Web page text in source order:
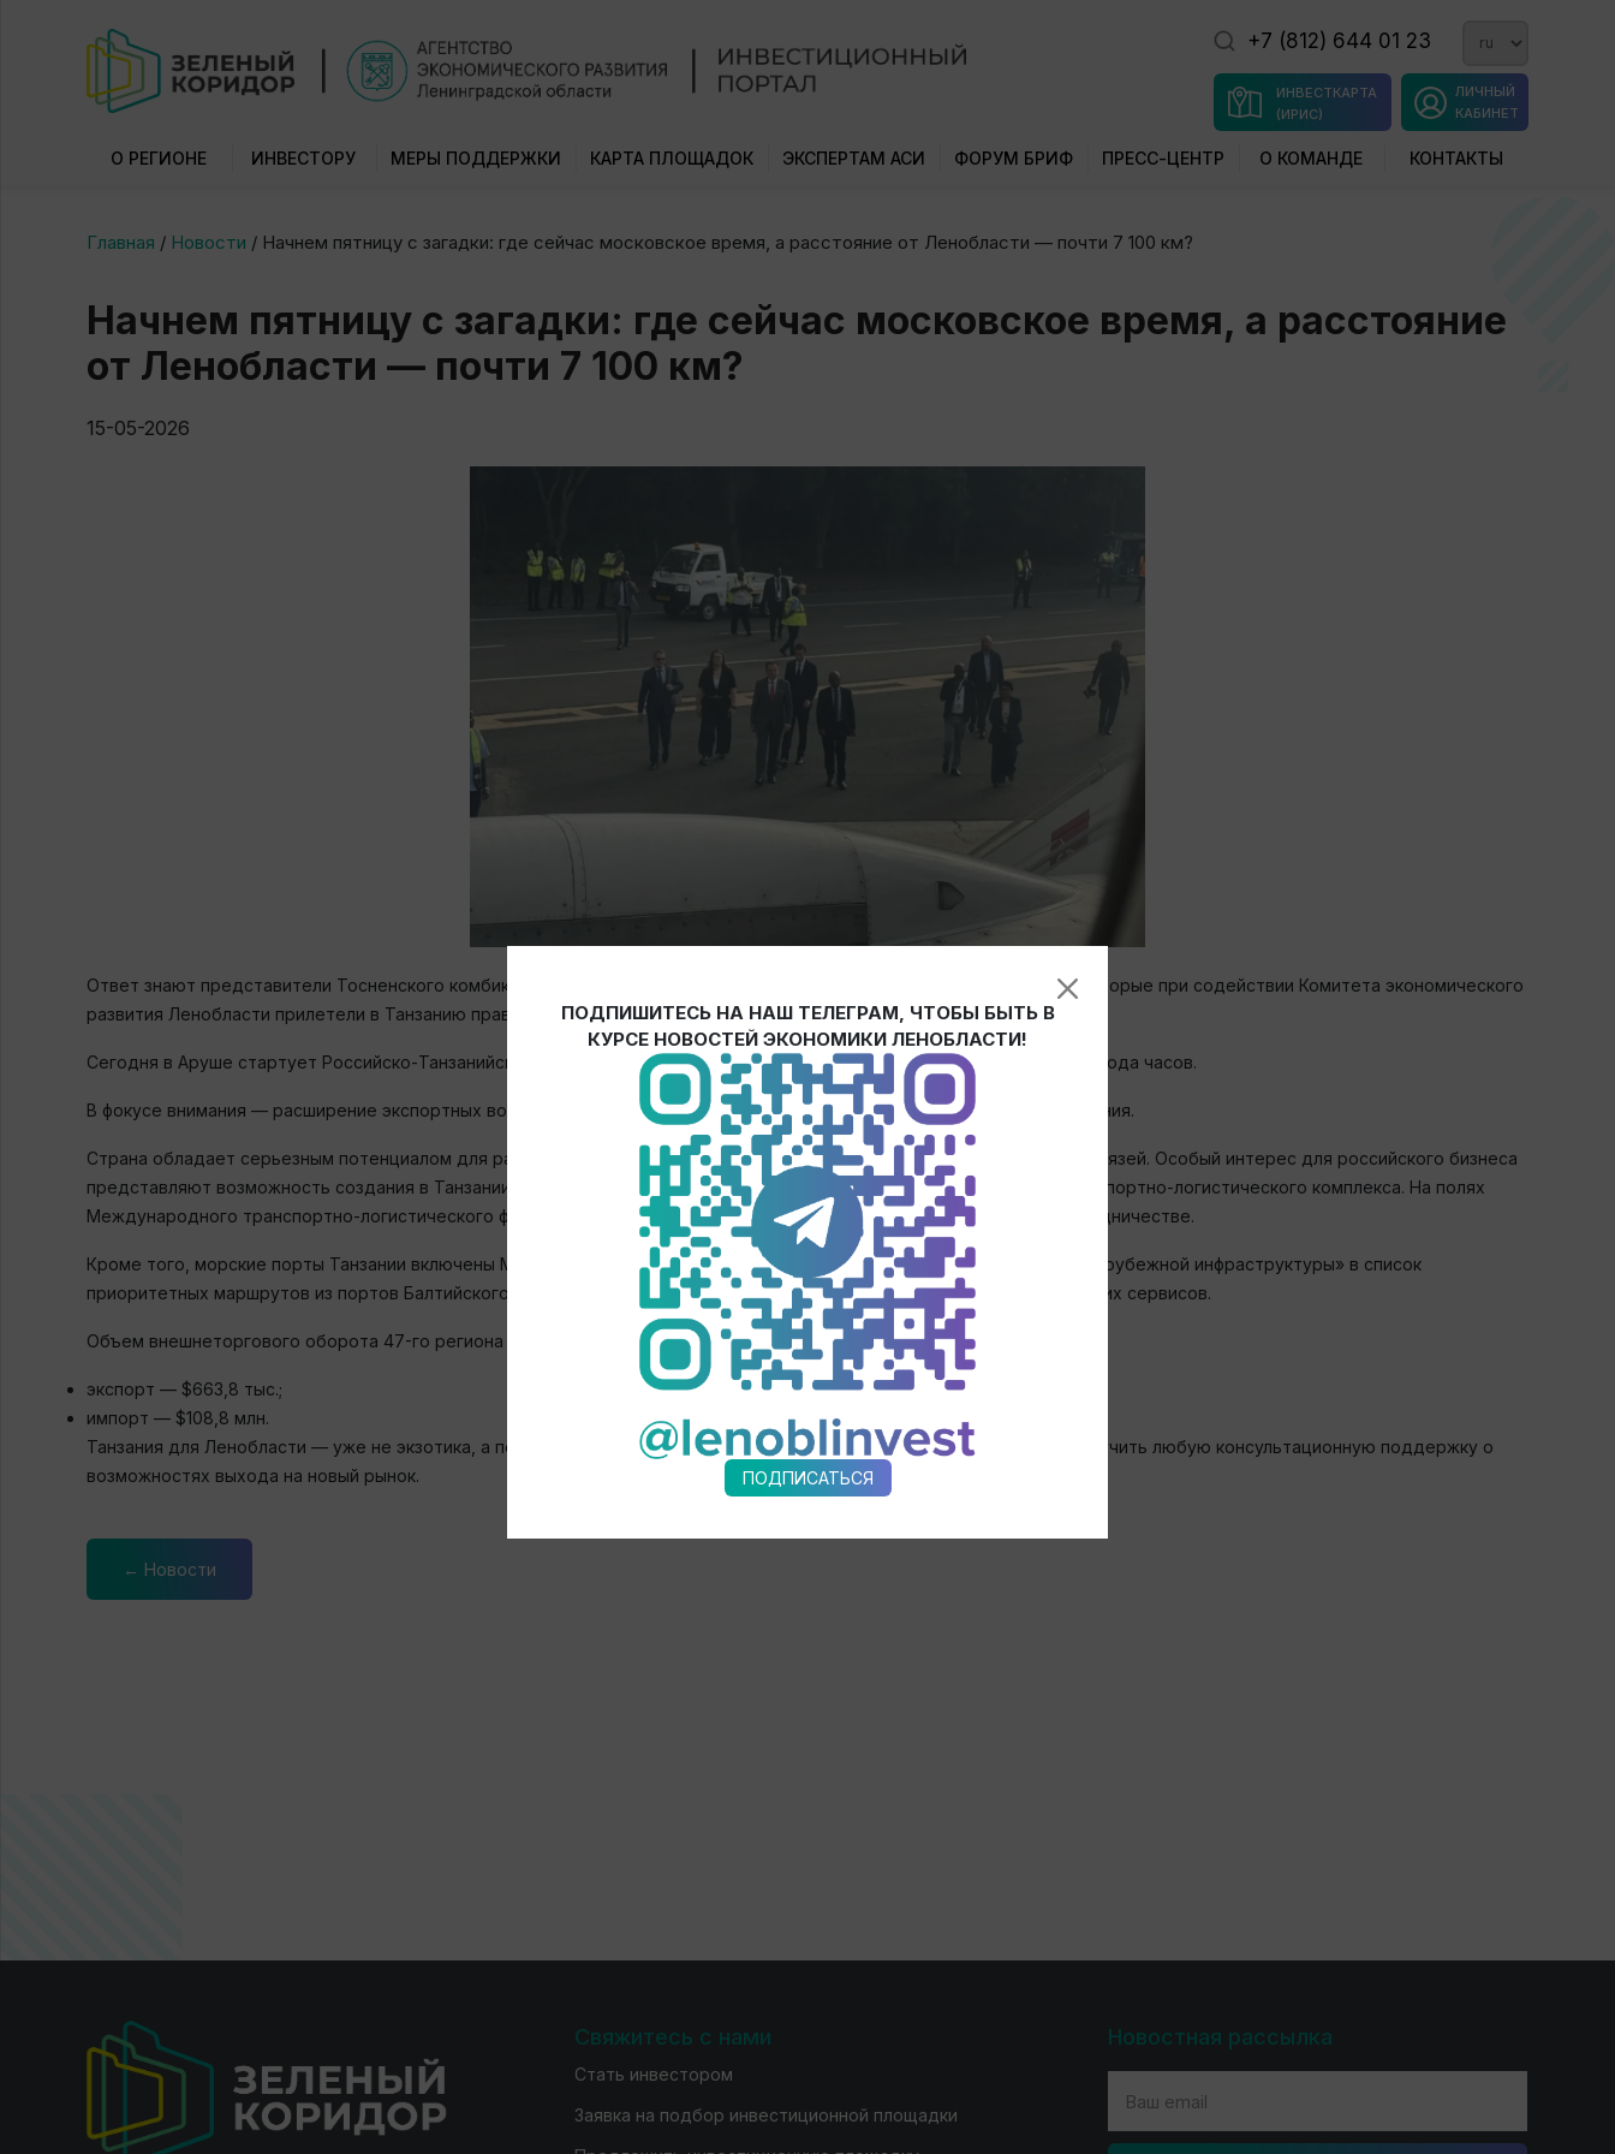
+7 (812) 644 01 23
ЛИЧНЫЙ
КАБИНЕТ
ИНВЕСТКАРТА
(ИРИС)
О РЕГИОНЕ ИНВЕСТОРУ МЕРЫ ПОДДЕРЖКИ КАРТА ПЛОЩАДОК ЭКСПЕРТАМ АСИ ФОРУМ БРИФ ПРЕСС-ЦЕНТР О КОМАНДЕ КОНТАКТЫ
Главная / Новости / Начнем пятницу с загадки: где сейчас московское время, а расстояние от Ленобласти — почти 7 100 км?
Начнем пятницу с загадки: где сейчас московское время, а расстояние
от Ленобласти — почти 7 100 км?
15-05-2026
Ответ знают представители Тосненского комбикормового завода и производителя водонагревателей «Термекс», которые при содействии Комитета экономического
развития Ленобласти прилетели в Танзанию правительственным бортом.
Сегодня в Аруше стартует Российско-Танзанийский форум. Здесь тоже UTC+3, и деловые переговоры идут без перевода часов.
В фокусе внимания — расширение экспортных возможностей российских компаний в Объединенной Республике Танзания.
Страна обладает серьезным потенциалом для расширения существующих и создания новых внешнеэкономических связей. Особый интерес для российского бизнеса
представляют возможность создания в Танзании российской свободной экономической зоны, а также развитие транспортно-логистического комплекса. На полях
Международного транспортно-логистического форума в Петербурге уже подписан профильный меморандум о сотрудничестве.
Кроме того, морские порты Танзании включены Минпромторгом России в рамках федерального проекта «Создание зарубежной инфраструктуры» в список
приоритетных маршрутов из портов Балтийского моря и Азово-Черноморского бассейна — для создания логистических сервисов.
Объем внешнеторгового оборота 47-го региона с Танзанией за 2022–2025 годы —$109,4 млн, из них:
экспорт — $663,8 тыс.;
импорт — $108,8 млн.
Танзания для Ленобласти — уже не экзотика, а перспективный партнер. В
Центре поддержки экспорта ЛО
можно получить любую консультационную поддержку о
возможностях выхода на новый рынок.
← Новости
Свяжитесь с нами
Стать инвестором
Заявка на подбор инвестиционной площадки
Новостная рассылка
ПОДПИШИТЕСЬ НА НАШ ТЕЛЕГРАМ, ЧТОБЫ БЫТЬ В
КУРСЕ НОВОСТЕЙ ЭКОНОМИКИ ЛЕНОБЛАСТИ!
ПОДПИСАТЬСЯ